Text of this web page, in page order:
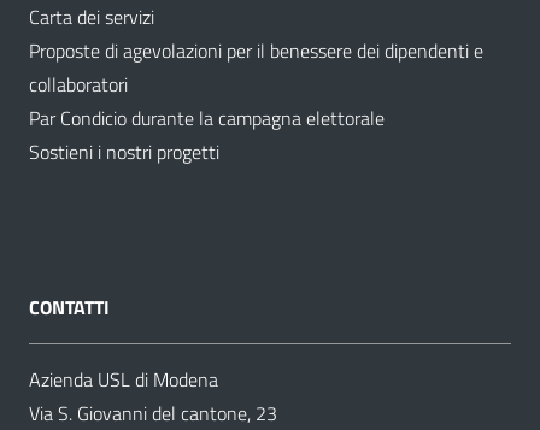
Carta dei servizi
Proposte di agevolazioni per il benessere dei dipendenti e
collaboratori
Par Condicio durante la campagna elettorale
Sostieni i nostri progetti
CONTATTI
Azienda USL di Modena
Via S. Giovanni del cantone, 23